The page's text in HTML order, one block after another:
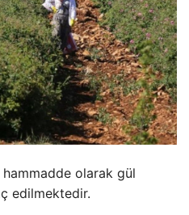
hammadde olarak gül
edilmektedir.